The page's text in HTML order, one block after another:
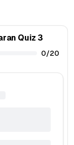
Quiz 3
0/20